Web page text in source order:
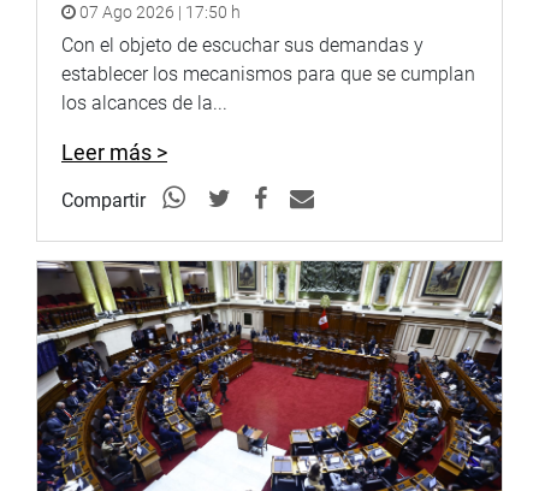
<http://www.youtube.com/congresoperu>
Soundcloud:https://soundcloud.com/radiocongreso
<https://soundcloud.com/radiocongreso>
Sistema de Archivo Fotográfico (SAF):
http://www4.congreso.gob.pe/fotografia.asp
07 Ago 2026 | 17:50 h
Con el objeto de escuchar sus demandas y
establecer los mecanismos para que se cumplan
los alcances de la...
Leer más >
Compartir